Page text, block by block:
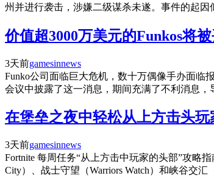
州并进行袭击，涉嫌二级谋杀未遂。事件的起
价值超3000万美元的Funkos将
3天前gamesinnews
Funko公司面临巨大危机，数十万偶像手办面临
会议中披露了这一消息，期间充满了不利消息
在堡垒之夜中轻松从上方击头
3天前gamesinnews
Fortnite 每周任务“从上方击中玩家的头部”攻略
City）、战士守望（Warriors Watch）和峡谷交汇